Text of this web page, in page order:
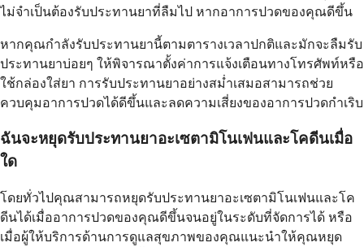
ไม่จำเป็นต้องรับประทานยาที่ลืมไป หากอาการปวดของคุณดีขึ้น
หากคุณกำลังรับประทานยานี้ตามตารางเวลาปกติและมักจะลืมรับ
ประทานยาบ่อยๆ ให้พิจารณาตั้งค่าการแจ้งเตือนทางโทรศัพท์หรือ
ใช้กล่องใส่ยา การรับประทานยาอย่างสม่ำเสมอสามารถช่วย
ควบคุมอาการปวดได้ดีขึ้นและลดความเสี่ยงของอาการปวดกำเริบ
ฉันจะหยุดรับประทานยาอะเซตามิโนเฟนและโคดีนเมื่อ
ใด
โดยทั่วไปคุณสามารถหยุดรับประทานยาอะเซตามิโนเฟนและโค
ดีนได้เมื่ออาการปวดของคุณดีขึ้นจนอยู่ในระดับที่จัดการได้ หรือ
เมื่อผู้ให้บริการด้านการดูแลสุขภาพของคุณแนะนำให้คุณหยุด